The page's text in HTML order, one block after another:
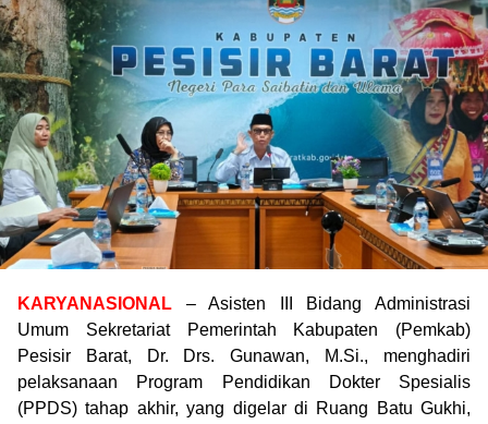
KARYANASIONAL – Asisten III Bidang Administrasi
Umum Sekretariat Pemerintah Kabupaten (Pemkab)
Pesisir Barat, Dr. Drs. Gunawan, M.Si., menghadiri
pelaksanaan Program Pendidikan Dokter Spesialis
(PPDS) tahap akhir, yang digelar di Ruang Batu Gukhi,